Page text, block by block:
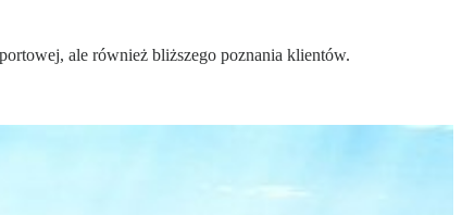
ale również bliższego poznania klientów.